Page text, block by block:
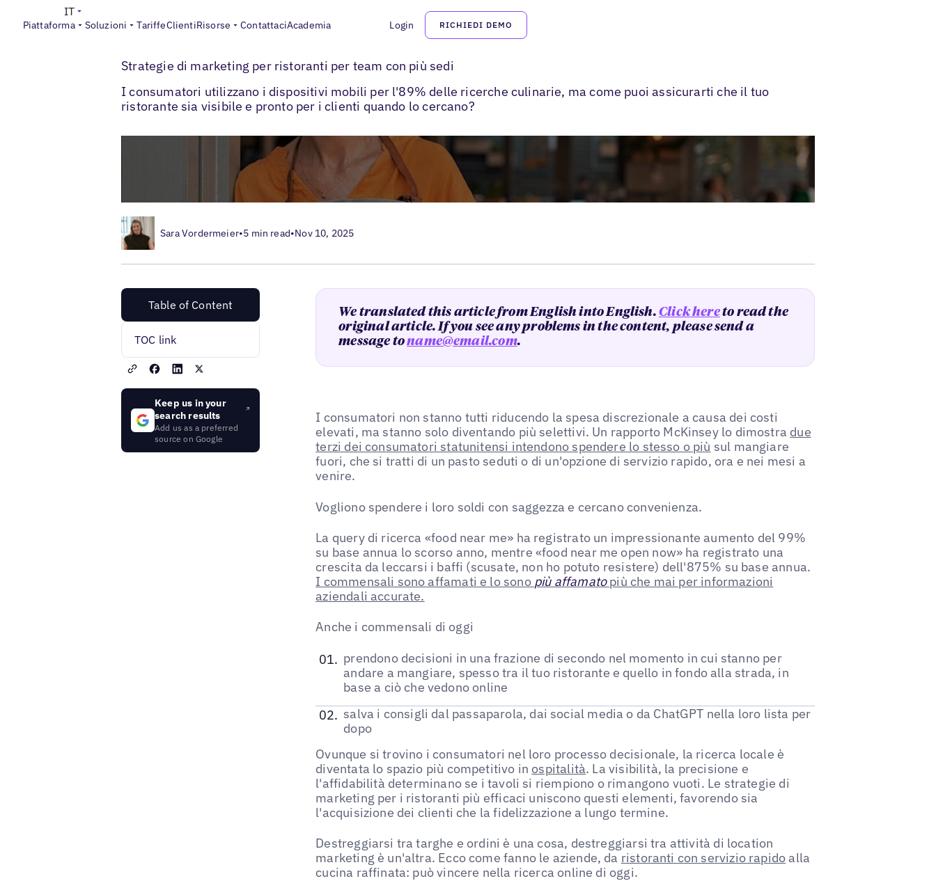
Piattaforma Soluzioni TariffeClientiRisorse ContattaciAcademia Login RICHIEDI DEMO
IT
Blogs> Strategia di marketing locale> Restaurant Marketing Strategies
Strategie di marketing per ristoranti per team con più sedi
I consumatori utilizzano i dispositivi mobili per l'89% delle ricerche culinarie, ma come puoi assicurarti che il tuo
ristorante sia visibile e pronto per i clienti quando lo cercano?
Sara Vordermeier•5 min read•Nov 10, 2025
Table of Content
TOC link
Keep us in your
search results
Add us as a preferred
source on Google
We translated this article from English into English. Click hereto read the
original article. If you see any problems in the content, please send a
message toname@email.com.
I consumatori non stanno tutti riducendo la spesa discrezionale a causa dei costi
elevati, ma stanno solo diventando più selettivi. Un rapporto McKinsey lo dimostra due
terzi dei consumatori statunitensi intendono spendere lo stesso o più sul mangiare
fuori, che si tratti di un pasto seduti o di un'opzione di servizio rapido, ora e nei mesi a
venire.
Vogliono spendere i loro soldi con saggezza e cercano convenienza.
La query di ricerca «food near me» ha registrato un impressionante aumento del 99%
su base annua lo scorso anno, mentre «food near me open now» ha registrato una
crescita da leccarsi i baffi (scusate, non ho potuto resistere) dell'875% su base annua.
I commensali sono affamati e lo sono più affamatopiù che mai per informazioni
aziendali accurate.
Anche i commensali di oggi
prendono decisioni in una frazione di secondo nel momento in cui stanno per
andare a mangiare, spesso tra il tuo ristorante e quello in fondo alla strada, in
base a ciò che vedono online
salva i consigli dal passaparola, dai social media o da ChatGPT nella loro lista per
dopo
Ovunque si trovino i consumatori nel loro processo decisionale, la ricerca locale è
diventata lo spazio più competitivo in ospitalità. La visibilità, la precisione e
l'affidabilità determinano se i tavoli si riempiono o rimangono vuoti. Le strategie di
marketing per i ristoranti più efficaci uniscono questi elementi, favorendo sia
l'acquisizione dei clienti che la fidelizzazione a lungo termine.
Destreggiarsi tra targhe e ordini è una cosa, destreggiarsi tra attività di location
marketing è un'altra. Ecco come fanno le aziende, da ristoranti con servizio rapidoalla
cucina raffinata: può vincere nella ricerca online di oggi.